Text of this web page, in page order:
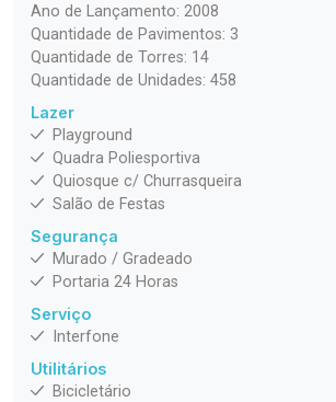
Ano de Lançamento: 2008
Quantidade de Pavimentos: 3
Quantidade de Torres: 14
Quantidade de Unidades: 458
Lazer
Playground
Quadra Poliesportiva
Quiosque c/ Churrasqueira
Salão de Festas
Segurança
Murado / Gradeado
Portaria 24 Horas
Serviço
Interfone
Utilitários
Bicicletário